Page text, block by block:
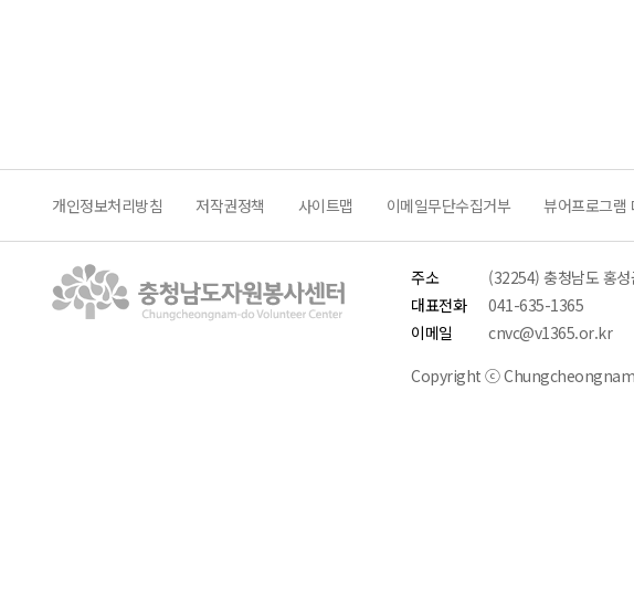
개인정보처리방침 저작권정책 사이트맵 이메일무단수집거부 뷰어프로그램
주소
(32254) 충청남도 홍
대표전화
041-635-1365
이메일
cnvc@v1365.or.kr
Copyright ⓒ